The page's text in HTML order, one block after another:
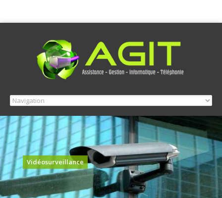
Vidéosurveillance